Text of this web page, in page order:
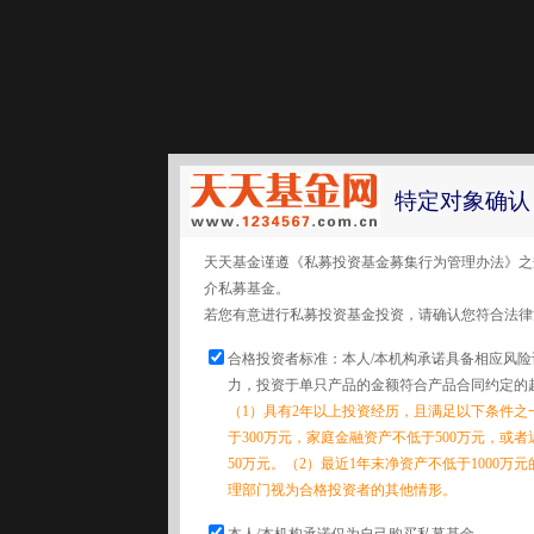
特定对象确认
天天基金谨遵《私募投资基金募集行为管理办法》
介私募基金。
若您有意进行私募投资基金投资，请确认您符合法
合格投资者标准：本人/本机构承诺具备相应风
力，投资于单只产品的金额符合产品合同约定的
（1）具有2年以上投资经历，且满足以下条件
于300万元，家庭金融资产不低于500万元，或
50万元。（2）最近1年末净资产不低于1000万
理部门视为合格投资者的其他情形。